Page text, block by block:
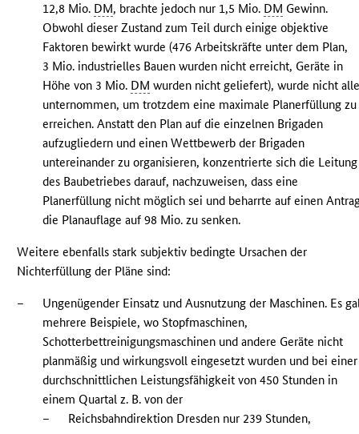
12,8 Mio. DM, brachte jedoch nur 1,5 Mio. DM Gewinn.
Obwohl dieser Zustand zum Teil durch einige objektive
Faktoren bewirkt wurde (476 Arbeitskräfte unter dem Plan,
3 Mio. industrielles Bauen wurden nicht erreicht, Geräte in
Höhe von 3 Mio. DM wurden nicht geliefert), wurde nicht
unternommen, um trotzdem eine maximale Planerfüllung zu
erreichen. Anstatt den Plan auf die einzelnen Brigaden
aufzugliedern und einen Wettbewerb der Brigaden
untereinander zu organisieren, konzentrierte sich die Leitung
des Baubetriebes darauf, nachzuweisen, dass eine
Planerfüllung nicht möglich sei und beharrte auf einen
die Planauflage auf 98 Mio. zu senken.
Weitere ebenfalls stark subjektiv bedingte Ursachen der
Nichterfüllung der Pläne sind:
–
Ungenügender Einsatz und Ausnutzung der Maschinen. Es
mehrere Beispiele, wo Stopfmaschinen,
Schotterbettreinigungsmaschinen und andere Geräte nicht
planmäßig und wirkungsvoll eingesetzt wurden und bei einer
durchschnittlichen Leistungsfähigkeit von 450 Stunden in
einem Quartal z. B. von der
–
Reichsbahndirektion Dresden nur 239 Stunden,